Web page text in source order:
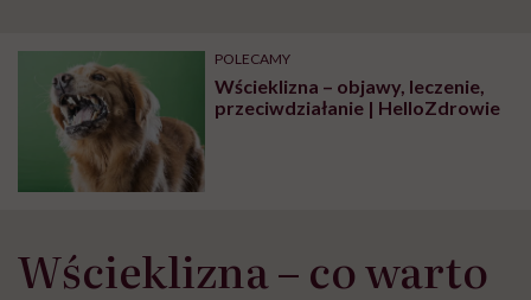
może chyba tylko
głupota i brak
wyobraźni"
pracy
POLECAMY
Wścieklizna – objawy, leczenie,
przeciwdziałanie | HelloZdrowie
Wścieklizna – co warto